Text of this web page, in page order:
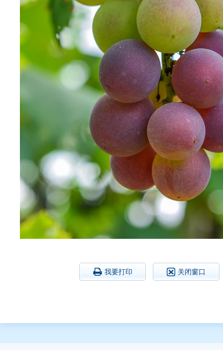
我要打印 关闭窗口